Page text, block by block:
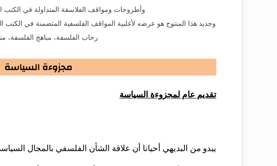
وأطروحات ومواقف الفلاسفة المتداولة في الكتب
وجديد هذا المنتوج هو عرضه لأغلبية المواقف الفلسفية المتضمنة في الكتب
رحاب الفلسفة، مباهج الفلسفة،
مجزوءة
تقديم عام لمجزوءة السياسة
يبدو من البديهي أحيانا أن علاقة الشأن الفلسفي بالمجال